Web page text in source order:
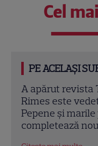
Cel
PE ACELAȘI
Irina Rimes
sezon „Vocea
schimbă jocul:
EXCLUSIV